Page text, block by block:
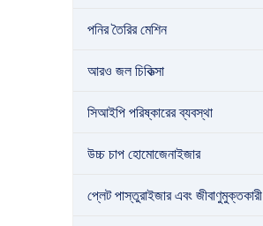
পনির তৈরির মেশিন
আরও জল চিকিত্সা
সিআইপি পরিষ্কারের ব্যবস্থা
উচ্চ চাপ হোমোজেনাইজার
প্লেট পাস্তুরাইজার এবং জীবাণুমুক্তকারী